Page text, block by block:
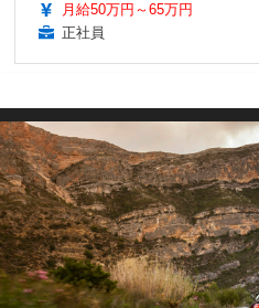
月給50万円～65万円
正社員